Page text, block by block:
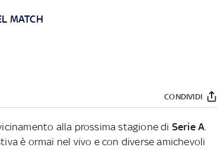
MATCH
CONDIVIDI
alla prossima stagione di Serie A.
è ormai nel vivo e con diverse amichevoli